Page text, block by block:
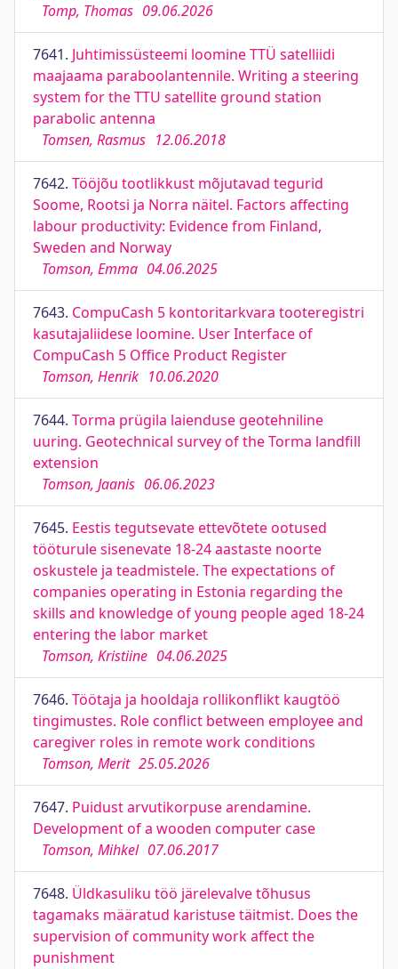
Tomp, Thomas 09.06.2026
7641. Juhtimissüsteemi loomine TTÜ satelliidi
maajaama paraboolantennile. Writing a steering
system for the TTU satellite ground station
parabolic antenna
Tomsen, Rasmus 12.06.2018
7642. Tööjõu tootlikkust mõjutavad tegurid
Soome, Rootsi ja Norra näitel. Factors affecting
labour productivity: Evidence from Finland,
Sweden and Norway
Tomson, Emma 04.06.2025
7643. CompuCash 5 kontoritarkvara tooteregistri
kasutajaliidese loomine. User Interface of
CompuCash 5 Office Product Register
Tomson, Henrik 10.06.2020
7644. Torma prügila laienduse geotehniline
uuring. Geotechnical survey of the Torma landfill
extension
Tomson, Jaanis 06.06.2023
7645. Eestis tegutsevate ettevõtete ootused
tööturule sisenevate 18-24 aastaste noorte
oskustele ja teadmistele. The expectations of
companies operating in Estonia regarding the
skills and knowledge of young people aged 18-24
entering the labor market
Tomson, Kristiine 04.06.2025
7646. Töötaja ja hooldaja rollikonflikt kaugtöö
tingimustes. Role conflict between employee and
caregiver roles in remote work conditions
Tomson, Merit 25.05.2026
7647. Puidust arvutikorpuse arendamine.
Development of a wooden computer case
Tomson, Mihkel 07.06.2017
7648. Üldkasuliku töö järelevalve tõhusus
tagamaks määratud karistuse täitmist. Does the
supervision of community work affect the
punishment